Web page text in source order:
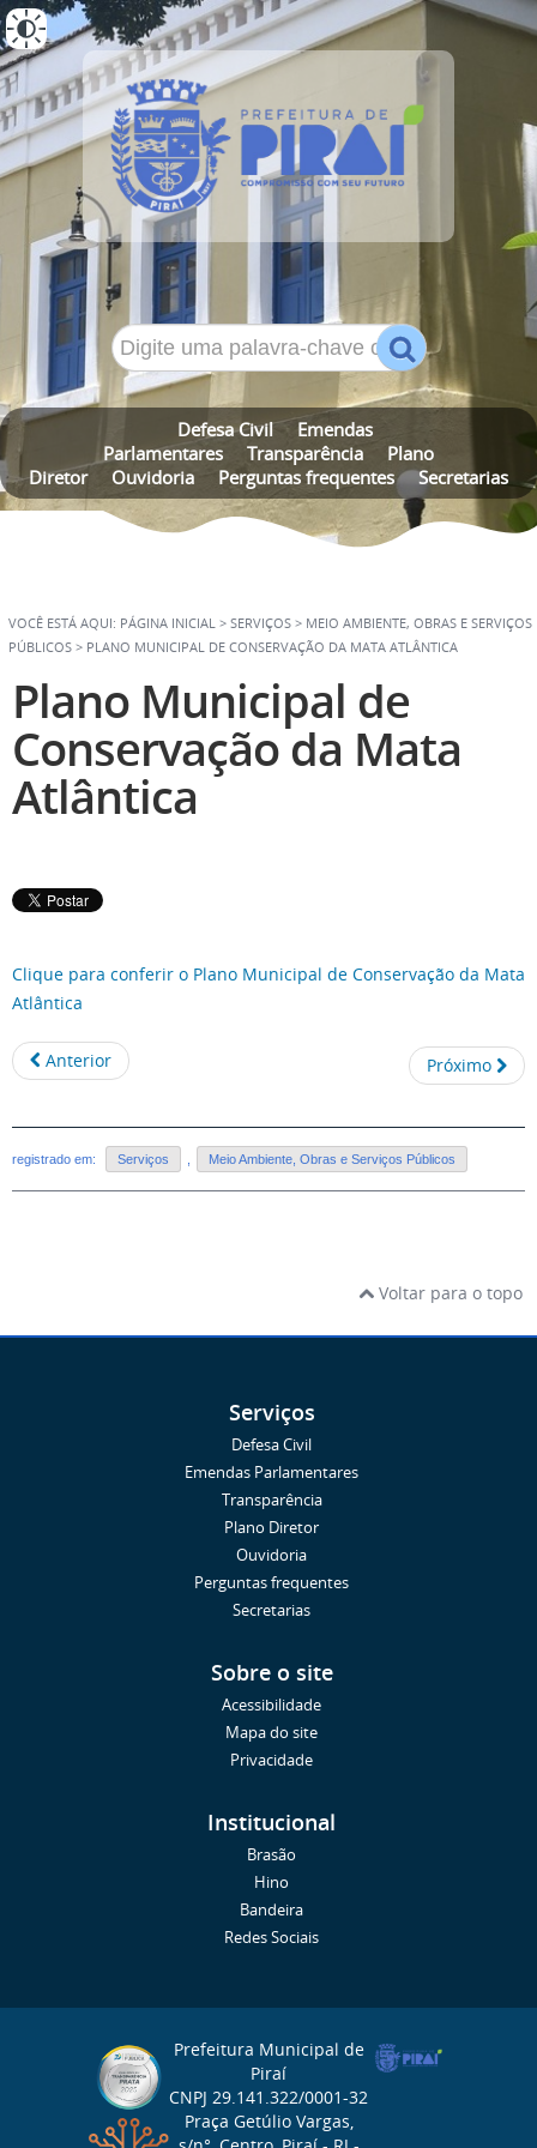
ALTO CONTRASTE MAPA DO SITE
Defesa Civil
Emendas
Parlamentares
Transparência
Plano
Diretor
Ouvidoria Perguntas frequentes Secretarias
VOCÊ ESTÁ AQUI: PÁGINA INICIAL > SERVIÇOS > MEIO AMBIENTE, OBRAS E SERVIÇOS
PÚBLICOS > PLANO MUNICIPAL DE CONSERVAÇÃO DA MATA ATLÂNTICA
Plano Municipal de
Conservação da Mata
Atlântica
Clique para conferir o Plano Municipal de Conservação da Mata
Atlântica
Anterior Próximo
registrado em: Serviços Meio Ambiente, Obras e Serviços Públicos
Voltar para o topo
Serviços
Defesa Civil
Emendas Parlamentares
Transparência
Plano Diretor
Ouvidoria
Perguntas frequentes
Secretarias
Sobre o site
Acessibilidade
Mapa do site
Privacidade
Institucional
Brasão
Hino
Bandeira
Redes Sociais
Prefeitura Municipal de
Piraí
CNPJ 29.141.322/0001-32
Praça Getúlio Vargas,